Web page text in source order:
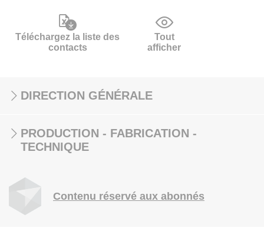
Téléchargez la liste des
contacts
Tout
afficher
DIRECTION GÉNÉRALE
PRODUCTION - FABRICATION -
TECHNIQUE
Contenu réservé aux abonnés